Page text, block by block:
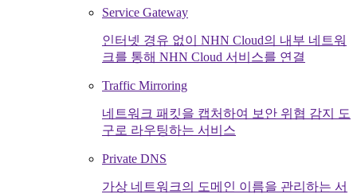
Service Gateway
인터넷 경유 없이 NHN Cloud의 내부 네트워
크를 통해 NHN Cloud 서비스를 연결
Traffic Mirroring
네트워크 패킷을 캡처하여 보안 위협 감지 도
구로 라우팅하는 서비스
Private DNS
가상 네트워크의 도메인 이름을 관리하는 서